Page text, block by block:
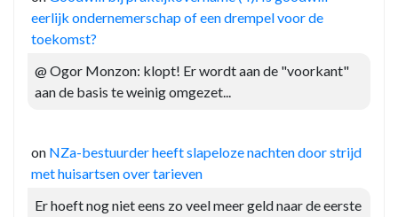
eerlijk ondernemerschap of een drempel voor de
toekomst?
@ Ogor Monzon: klopt! Er wordt aan de "voorkant"
aan de basis te weinig omgezet...
on NZa-bestuurder heeft slapeloze nachten door strijd
met huisartsen over tarieven
Er hoeft nog niet eens zo veel meer geld naar de eerste